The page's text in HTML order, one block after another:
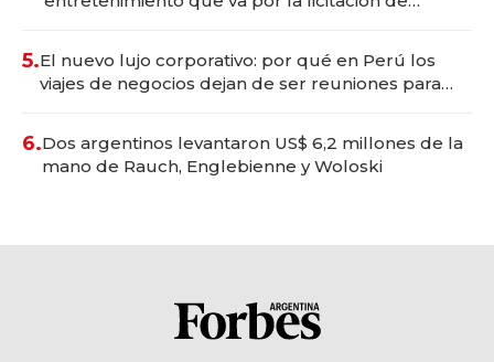
5.El nuevo lujo corporativo: por qué en Perú los
viajes de negocios dejan de ser reuniones para
6.Dos argentinos levantaron US$ 6,2 millones de la
mano de Rauch, Englebienne y Woloski